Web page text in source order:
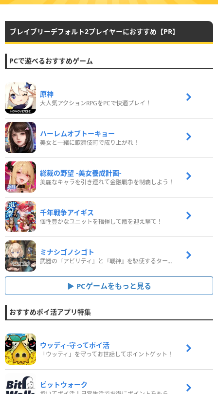
ブレイブリーデフォルト2プレイヤーにおすすめ【PR】
PCで遊べるおすすめゲーム
原神
大人気アクションRPGをPCで快適プレイ！
ハーレムオブトーキョー
美女と一緒に歌舞伎町で成り上がれ！
総裁の野望 -美女養成計画-
美麗なキャラを引き連れて金融戦争を制覇しよう！
千年戦争アイギス
個性豊かなユニットを指揮して敵を迎え撃て！
ミナシゴノシゴト
武器の『アビリティ』と『戦神』を駆使するターン制コマンドバトルRPG！
PCゲームをもっと見る
おすすめポイ活アプリ特集
ウッディ‐守ってポイ活
「ウッディ」を守ってお世話してポイントゲット！
ビットウォーク